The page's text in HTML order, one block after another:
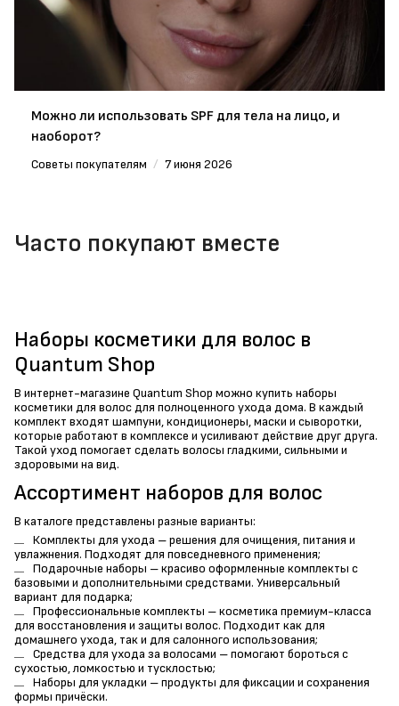
Можно ли использовать SPF для тела на лицо, и
наоборот?
Советы покупателям / 7 июня 2026
Часто покупают вместе
Наборы косметики для волос в
Quantum Shop
В интернет-магазине Quantum Shop можно купить наборы
косметики для волос для полноценного ухода дома. В каждый
комплект входят шампуни, кондиционеры, маски и сыворотки,
которые работают в комплексе и усиливают действие друг друга.
Такой уход помогает сделать волосы гладкими, сильными и
здоровыми на вид.
Ассортимент наборов для волос
В каталоге представлены разные варианты:
Комплекты для ухода – решения для очищения, питания и
увлажнения. Подходят для повседневного применения;
Подарочные наборы – красиво оформленные комплекты с
базовыми и дополнительными средствами. Универсальный
вариант для подарка;
Профессиональные комплекты – косметика премиум-класса
для восстановления и защиты волос. Подходит как для
домашнего ухода, так и для салонного использования;
Средства для ухода за волосами – помогают бороться с
сухостью, ломкостью и тусклостью;
Наборы для укладки – продукты для фиксации и сохранения
формы причёски.